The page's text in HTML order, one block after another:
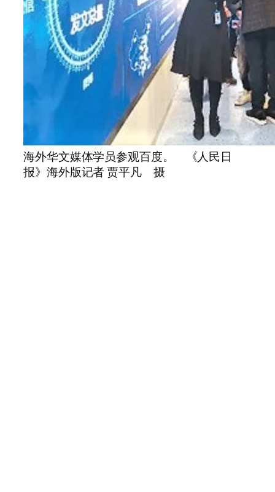
海外华文媒体学员参观百度。 《人民日
报》海外版记者 贾平凡 摄